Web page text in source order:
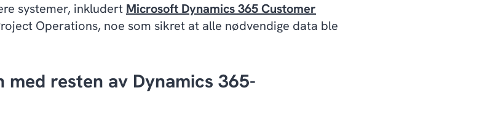
systemer, inkludert Microsoft Dynamics 365 Customer
Operations, noe som sikret at alle nødvendige data ble
resten av Dynamics 365-